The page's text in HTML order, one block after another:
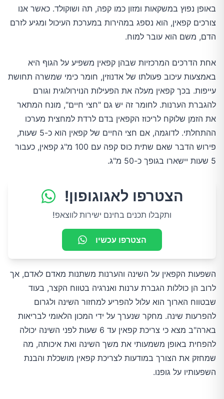
באופן נפוץ במשקאות ומזון כמו קפה, תה ושוקולד. כאשר אנו
צורכים קפאין, הוא נספג במהירות במערכת העיכול ומגיע לזרם
הדם, משם הוא עובר למוח.
אחת הדרכים המרכזיות שבהן קפאין משפיע על הגוף היא
באמצעות עיכוב פעולתו של אדנוזין, חומר כימי שמשרה תחושת
עייפות. בכך קפאין מעלה את הפעילות הנוירולוגית וגורם
להגברת הערנות. לחומר זה יש גם "חצי חיים", מונח המתאר
את הזמן שלוקח לריכוז הקפאין בדם לרדת למחצית מערכו
ההתחלתי. לדוגמה, אם חצי החיים של קפאין הוא כ-5 שעות,
פירוש הדבר שאם שתית כוס קפה עם 100 מ"ג קפאין, כעבור
5 שעות יישארו בגופך כ-50 מ"ג.
הצטרפו לאגוגופון!
ותקבלו תכנים בחינם ישירות לווצאפ!
הצטרפו עכשיו
השפעות הקפאין על השינה והערנות משתנות מאדם לאדם, אך
לרוב הן כוללות הגברת ערנות ואנרגיה בטווח הקצר, בעוד
שבטווח הארוך הוא עלול להפריע למחזור השינה ולגרום
להפרעות שינה. מחקר שנערך על ידי המכון הלאומי לבריאות
בארה"ב מצא כי צריכת קפאין עד 6 שעות לפני השינה יכולה
להפחית באופן משמעותי את משך השינה ואת איכותה, מה
שמחזק את הצורך במודעות לצריכת קפאין מושכלת והבנת
השפעותיו על גופנו.